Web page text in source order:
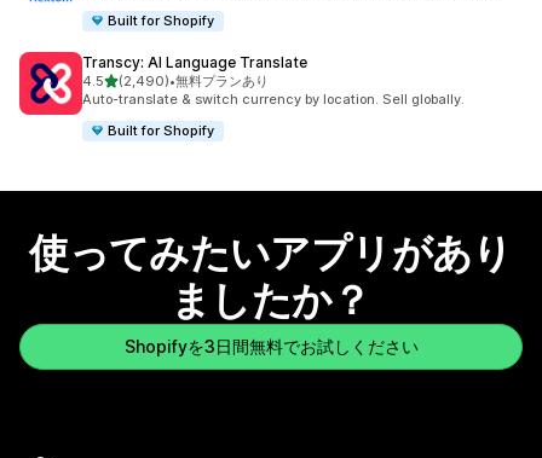
Built for Shopify
Transcy: AI Language Translate
4.55つ星中
(2,490)
合計レビュー数：2490件
•無料プランあり
Auto-translate & switch currency by location. Sell globally.
Built for Shopify
使ってみたいアプリがあり
ましたか？
Shopifyを3日間無料でお試しください